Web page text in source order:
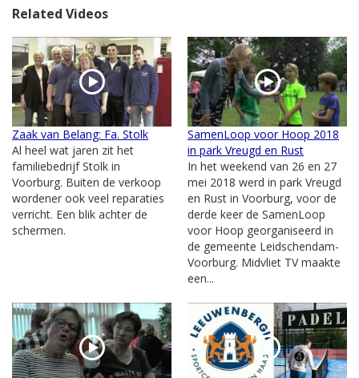
Related Videos
Zaak van Belang: Fa. Stolk
Al heel wat jaren zit het
familiebedrijf Stolk in
Voorburg. Buiten de verkoop
wordener ook veel reparaties
verricht. Een blik achter de
schermen.
SamenLoop voor Hoop 2018
in park Vreugd en Rust
In het weekend van 26 en 27
mei 2018 werd in park Vreugd
en Rust in Voorburg, voor de
derde keer de SamenLoop
voor Hoop georganiseerd in
de gemeente Leidschendam-
Voorburg. Midvliet TV maakte
een...